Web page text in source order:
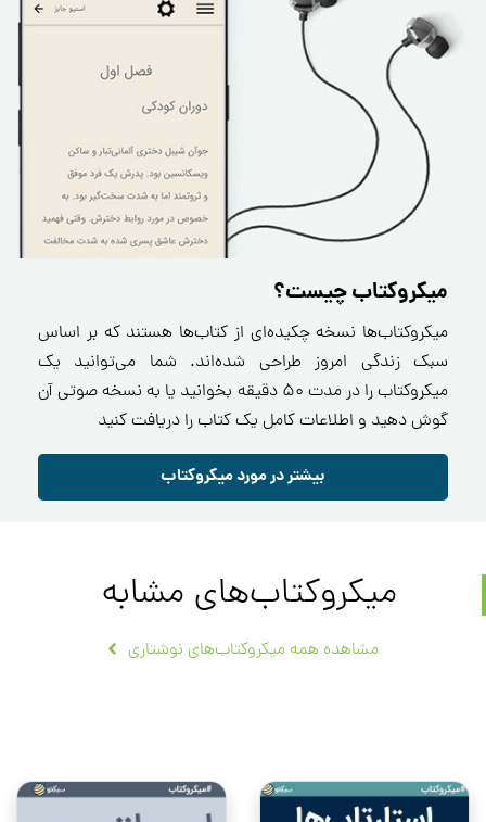
میکروکتاب چیست؟
میکروکتاب‌ها نسخه چکیده‌ای از کتاب‌ها هستند که بر اساس
سبک زندگی امروز طراحی شده‌اند. شما می‌توانید یک
میکروکتاب را در مدت ۵۰ دقیقه بخوانید یا به نسخه صوتی آن
گوش دهید و اطلاعات کامل یک کتاب را دریافت کنید
بیشتر در مورد میکروکتاب
میکروکتاب‌های مشابه
مشاهده همه میکروکتاب‌های نوشتاری